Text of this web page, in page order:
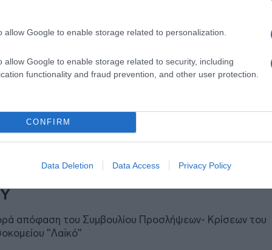
allow Google to enable storage related to personalization.
allow Google to enable storage related to security, including
functionality and fraud prevention, and other user protection.
CONFIRM
Data Deletion Data Access Privacy Policy
η πιθανότητα ίασης
- 18:29
από το υπουργείο Υγείας
γυναίκας-γιατρού από θέση
απόφαση του Συμβουλίου Προσλήψεων- Κρίσεων του
"Λαϊκό"